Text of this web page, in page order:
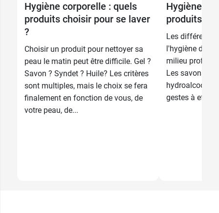
Hygiène corporelle : quels
produits choisir pour se laver
?
Choisir un produit pour nettoyer sa
peau le matin peut être difficile. Gel ?
Savon ? Syndet ? Huile? Les critères
sont multiples, mais le choix se fera
finalement en fonction de vous, de
votre peau, de...
Hygiène
produits
Les
l'hygiène des
milieu
Les savons,
gestes à